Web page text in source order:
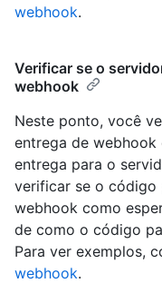
webhook.
Verificar se o
webhook
Neste ponto, você
entrega de webhook
entrega para o
verificar se o código
webhook como
de como o código
Para ver exemplos,
webhook.